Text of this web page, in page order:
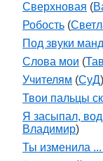
Сверхновая (
Робость (
Под звуки
Слова мои (
Учителям (СуД)
Твои пальцы
Я засыпал,
Владимир)
Ты изменила